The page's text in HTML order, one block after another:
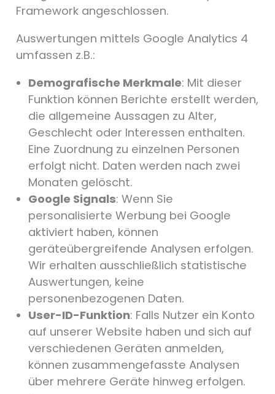
Framework angeschlossen.
Auswertungen mittels Google Analytics 4
umfassen z.B.:
Demografische Merkmale: Mit dieser
Funktion können Berichte erstellt werden,
die allgemeine Aussagen zu Alter,
Geschlecht oder Interessen enthalten.
Eine Zuordnung zu einzelnen Personen
erfolgt nicht. Daten werden nach zwei
Monaten gelöscht.
Google Signals: Wenn Sie
personalisierte Werbung bei Google
aktiviert haben, können
geräteübergreifende Analysen erfolgen.
Wir erhalten ausschließlich statistische
Auswertungen, keine
personenbezogenen Daten.
User-ID-Funktion: Falls Nutzer ein Konto
auf unserer Website haben und sich auf
verschiedenen Geräten anmelden,
können zusammengefasste Analysen
über mehrere Geräte hinweg erfolgen.